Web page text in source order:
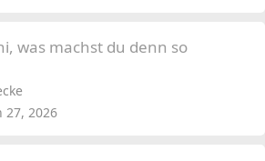
was machst du denn so
27, 2026